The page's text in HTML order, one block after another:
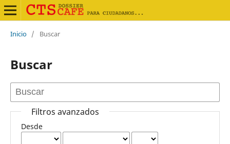
Inicio / Buscar
Buscar
Filtros avanzados
Desde